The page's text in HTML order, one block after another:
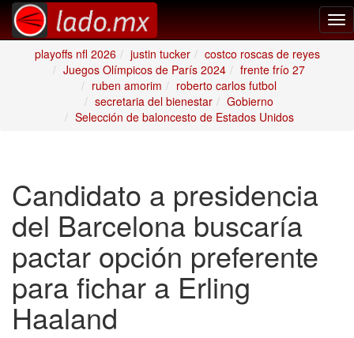
playoffs nfl 2026
justin tucker
costco roscas de reyes
Juegos Olímpicos de París 2024
frente frío 27
ruben amorim
roberto carlos futbol
secretaria del bienestar
Gobierno
Selección de baloncesto de Estados Unidos
Candidato a presidencia
del Barcelona buscaría
pactar opción preferente
para fichar a Erling
Haaland